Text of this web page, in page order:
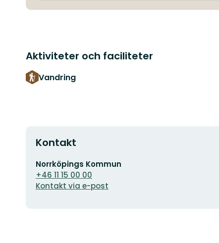
Aktiviteter och faciliteter
Vandring
Kontakt
E-
postadress
Norrköpings Kommun
+46 11 15 00 00
Kontakt via e-post